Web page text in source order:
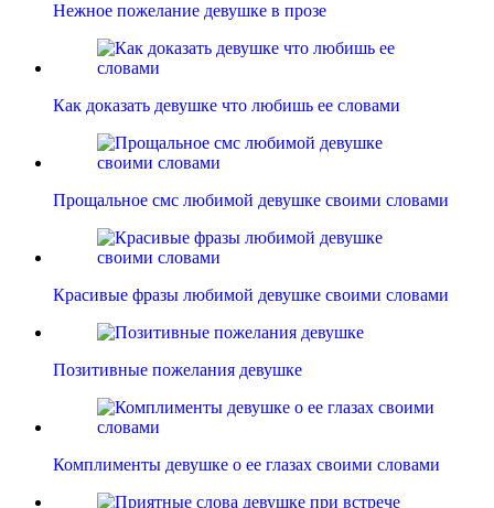
Нежное пожелание девушке в прозе
Как доказать девушке что любишь ее словами
Прощальное смс любимой девушке своими словами
Красивые фразы любимой девушке своими словами
Позитивные пожелания девушке
Комплименты девушке о ее глазах своими словами